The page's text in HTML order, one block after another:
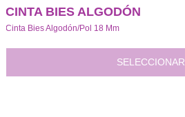
CINTA BIES ALGODÓN
Cinta Bies Algodón/Pol 18 Mm
SELECCIONAR